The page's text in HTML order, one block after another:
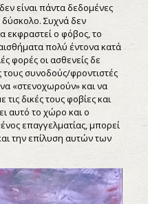
είναι πάντα δεδομένες
δύσκολο. Συχνά δεν
εκφραστεί ο φόβος, το
πολύ έντονα κατά
φορές οι ασθενείς δε
συνοδούς/φροντιστές
«στενοχωρούν» και να
δικές τους φοβίες και
αυτό το χώρο και ο
επαγγελματίας, μπορεί
την επίλυση αυτών των